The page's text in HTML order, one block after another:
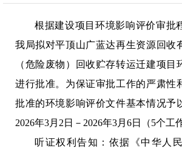
根据建设项目环境影响评价审批
我局拟对平顶山广蓝达再生资源回收
（危险废物）回收贮存转运迁建项目
进行批准。为保证审批工作的严肃性
批准的环境影响评价文件基本情况予
2026年3月2日－2026年3月6日（5个工
听证权利告知：依据《中华人